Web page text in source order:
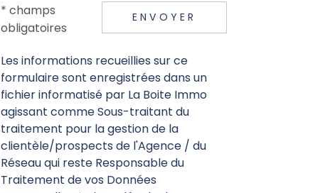
* champs
obligatoires
ENVOYER
Les informations recueillies sur ce
formulaire sont enregistrées dans un
fichier informatisé par La Boite Immo
agissant comme Sous-traitant du
traitement pour la gestion de la
clientèle/prospects de l'Agence / du
Réseau qui reste Responsable du
Traitement de vos Données